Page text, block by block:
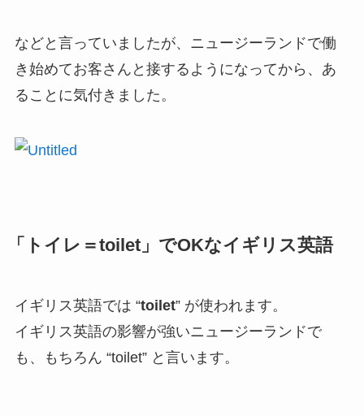
などと言っていましたが、ニュージーランドで働
き始めてお客さんと接するようになってから、あ
ることに気付きました。
「トイレ＝toilet」でOKなイギリス英語
イギリス英語では “toilet” が使われます。
イギリス英語の影響が強いニュージーランドで
も、もちろん “toilet” と言います。